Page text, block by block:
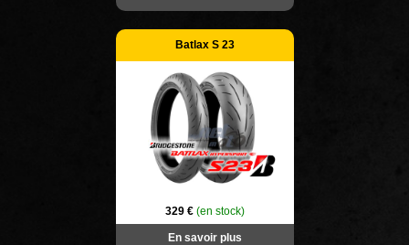
Batlax S 23
329 € (en stock)
En savoir plus